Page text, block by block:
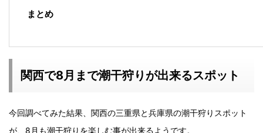
まとめ
関西で8月まで潮干狩りが出来るスポット
今回調べてみた結果、関西の三重県と兵庫県の潮干狩りスポット
が、8月も潮干狩りを楽しむ事が出来るようです。